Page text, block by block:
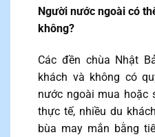
Người nước ngoài có
không?
Các đền chùa Nhật
khách và không có
nước ngoài mua hoặc
thực tế, nhiều du
bùa may mắn bằng